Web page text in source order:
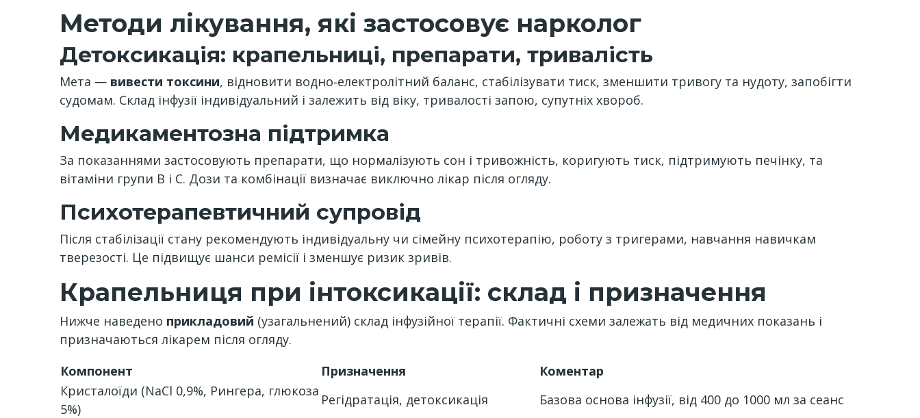
Методи лікування, які застосовує нарколог
Детоксикація: крапельниці, препарати, тривалість
Мета — вивести токсини, відновити водно‑електролітний баланс, стабілізувати тиск, зменшити тривогу та нудоту, запобігти
судомам. Склад інфузії індивідуальний і залежить від віку, тривалості запою, супутніх хвороб.
Медикаментозна підтримка
За показаннями застосовують препарати, що нормалізують сон і тривожність, коригують тиск, підтримують печінку, та
вітаміни групи B і C. Дози та комбінації визначає виключно лікар після огляду.
Психотерапевтичний супровід
Після стабілізації стану рекомендують індивідуальну чи сімейну психотерапію, роботу з тригерами, навчання навичкам
тверезості. Це підвищує шанси ремісії і зменшує ризик зривів.
Крапельниця при інтоксикації: склад і призначення
Нижче наведено прикладовий (узагальнений) склад інфузійної терапії. Фактичні схеми залежать від медичних показань і
призначаються лікарем після огляду.
Компонент
Призначення
Коментар
Кристалоїди (NaCl 0,9%, Рингера, глюкоза
5%)
Регідратація, детоксикація Базова основа інфузії, від 400 до 1000 мл за сеанс